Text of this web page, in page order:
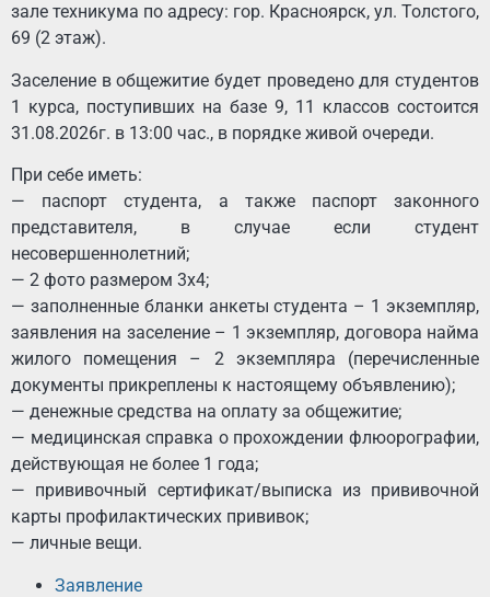
зале техникума по адресу: гор. Красноярск, ул. Толстого,
69 (2 этаж).
Заселение в общежитие будет проведено для студентов
1 курса, поступивших на базе 9, 11 классов состоится
31.08.2026г. в 13:00 час., в порядке живой очереди.
При себе иметь:
— паспорт студента, а также паспорт законного
представителя, в случае если студент
несовершеннолетний;
— 2 фото размером 3х4;
— заполненные бланки анкеты студента – 1 экземпляр,
заявления на заселение – 1 экземпляр, договора найма
жилого помещения – 2 экземпляра (перечисленные
документы прикреплены к настоящему объявлению);
— денежные средства на оплату за общежитие;
— медицинская справка о прохождении флюорографии,
действующая не более 1 года;
— прививочный сертификат/выписка из прививочной
карты профилактических прививок;
— личные вещи.
Заявление